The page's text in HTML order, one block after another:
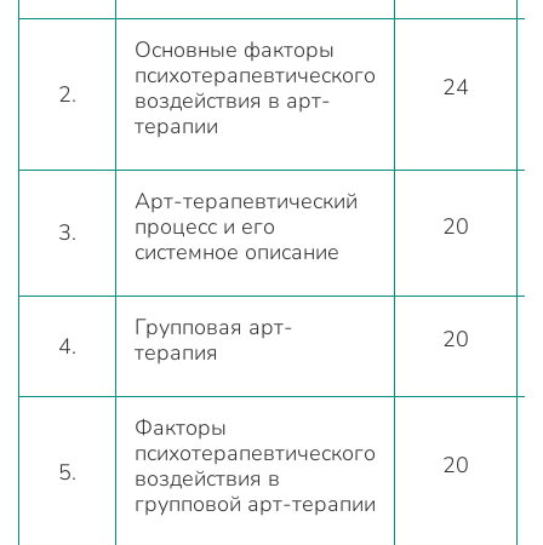
2.
Основные факторы
психотерапевтического
воздействия в арт-
терапии
24
3.
Арт-терапевтический
процесс и его
системное описание
20
4.
Групповая арт-
терапия
20
5.
Факторы
психотерапевтического
воздействия в
групповой арт-терапии
20